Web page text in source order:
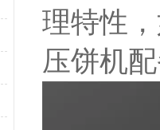
理特性
压饼机